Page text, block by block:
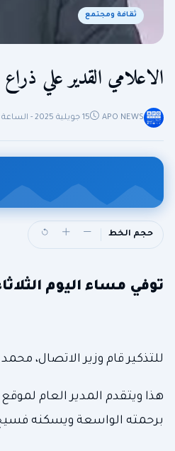
ثقافة ومجتمع
الاعلامي القدير علي
APO NEWS 15 جويلية 2025 - الساعة 22:41
حجم الخط
توفي مساء اليوم
للتذكير قام وزير الاتصال،
هذا ويتقدم المدير العام
برحمته الواسعة ويسكنه